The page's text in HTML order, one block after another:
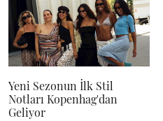
Yeni Sezonun İlk Stil
Notları Kopenhag'dan
Geliyor